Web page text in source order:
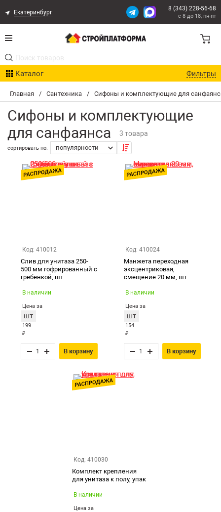
Главная / Сантехника / Сифоны и комплектующие для
Сифоны и комплектующие
для санфаянса
3 товара
сортировать по:
Код: 410012
Слив для унитаза 250-
500 мм гофрированный с
гребенкой, шт
В наличии
Цена за
шт
199
₽
В корзину
Код: 410024
Манжета переходная
эксцентриковая,
смещение 20 мм, шт
В наличии
Цена за
шт
154
₽
В корзину
Код: 410030
Комплект крепления
для унитаза к полу, упак
В наличии
Цена за
Екатеринбург
8 (343) 228-56-68
с 8 до 18, пн-пт
Каталог Фильтры
Акции
Расчет доставки
Организациям
Опыт поставок
Статьи
Контакты
Екатеринбург